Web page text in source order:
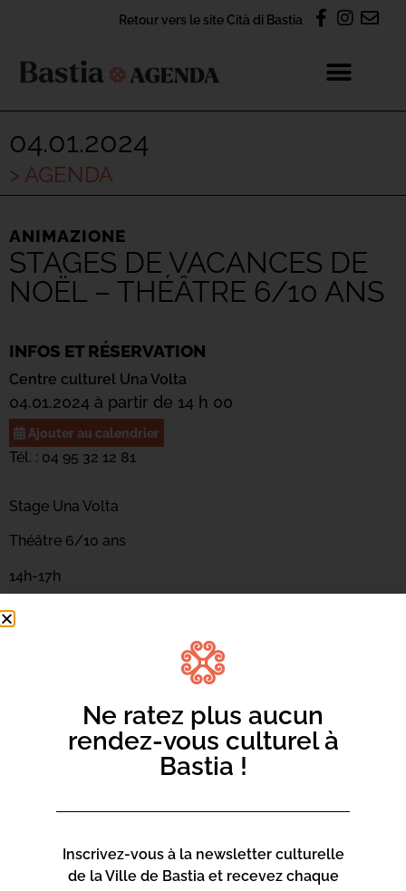
Retour vers le site Cità di Bastia
04.01.2024
> AGENDA
ANIMAZIONE
STAGES DE VACANCES DE
NOËL – THÉÂTRE 6/10 ANS
INFOS ET RÉSERVATION
Centre culturel Una Volta
04.01.2024 à partir de 14 h 00
Ajouter au calendrier
Tél. : 04 95 32 12 81
Stage Una Volta
Théâtre 6/10 ans
14h-17h
(40€ ADH / 55€ non ADH)
Ne ratez plus aucun
rendez-vous culturel à
Bastia !
Inscrivez-vous à la newsletter culturelle
de la Ville de Bastia et recevez chaque